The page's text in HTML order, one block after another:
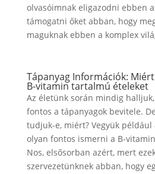
olvasóimnak eligazodni ebben
támogatni őket abban, hogy
maguknak ebben a komplex
Tápanyag Információk:
B-vitamin tartalmú ételeket
Az életünk során mindig
fontos a tápanyagok bevitele.
tudjuk-e, miért? Vegyük
olyan fontos ismerni a B-
Nos, elsősorban azért, mert
szervezetünknek abban, hogy